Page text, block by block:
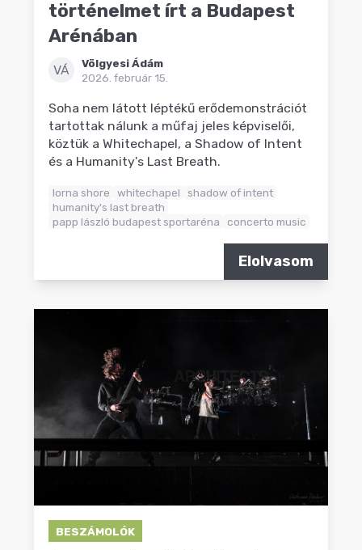
történelmet írt a Budapest
Arénában
VÁ
Völgyesi Ádám
2026. február 15.
Soha nem látott léptékű erődemonstrációt
tartottak nálunk a műfaj jeles képviselői,
köztük a Whitechapel, a Shadow of Intent
és a Humanity's Last Breath.
lorna shore whitechapel
shadow of intent
humanity's last breath
papp lászló budapest sportaréna
concerto music
Elolvasom
BESZÁMOLÓK